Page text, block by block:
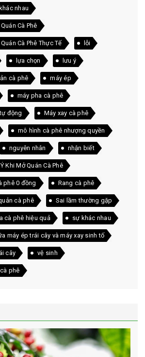
khác nhau
Cà Phê
Cà Phê Thực Tế lỗi
lựa chọn lưu ý
cà phê máy ép
máy pha cà phê
động Máy xay cà phê
mô hình cà phê nhượng quyền
nguyên nhân nhận biết
Khi Mở Quán Cà Phê
phê 0 đồng Rang cà phê
cà phê Sai lầm thường gặp
cà phê hiệu quả sự khác nhau
máy ép trái cây và máy xay sinh tố
cây vệ sinh
phê